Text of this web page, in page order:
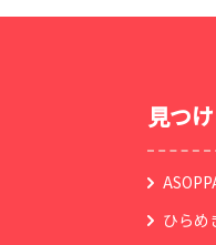
見つ
ひらめ